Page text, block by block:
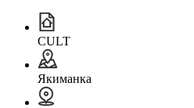
CULT
Якиманка